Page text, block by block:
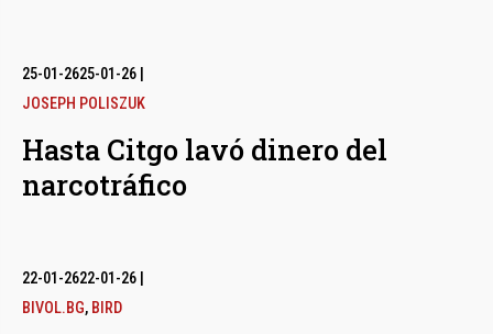
25-01-2625-01-26
JOSEPH POLISZUK
Hasta Citgo lavó dinero del
narcotráfico
22-01-2622-01-26
BIVOL.BG, BIRD